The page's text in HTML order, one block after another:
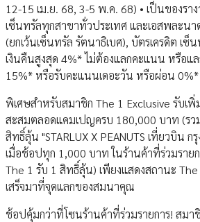
12-15 เม.ย. 68, 3-5 พ.ค. 68) • เป็นของรา
เซ็นทรัลทุกสาขาทั่วประเทศ และเอสพละนา
(ยกเว้นเซ็นทรัล รัตนาธิเบศ), บัตรเครดิต เซ็
เงินคืนสูงสุด 4%* ไม่ต้องแลกคะแนน หรือแล
15%* หรือรับคะแนนเดอะวัน หรือผ่อน 0%*
พิเศษสำหรับสมาชิก The 1 Exclusive รับเ
สะสมตลอดแคมเปญครบ 180,000 บาท (รว
สิทธิ์ลุ้น "STARLUX X PEANUTS เที่ยวบิน
เมื่อช้อปทุก 1,000 บาท ในร้านค้าที่ร่วมราย
The 1 รับ 1 สิทธิ์ลุ้น) เพียงแสดงสถานะ
เสร็จมาที่จุดแลกของสมนาคุณ
ช้อปคุ้มกว่าที่โซนร้านค้าที่ร่วมรายการ! สมา